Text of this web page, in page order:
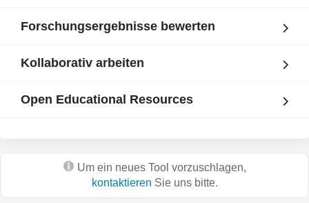
Forschungsergebnisse bewerten
Kollaborativ arbeiten
Open Educational Resources
Um ein neues Tool vorzuschlagen,
kontaktieren Sie uns bitte.